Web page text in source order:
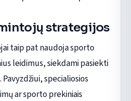
strategijos
taip pat naudoja sporto
leidimus, siekdami pasiekti
specialiosios
ar sporto prekiniais